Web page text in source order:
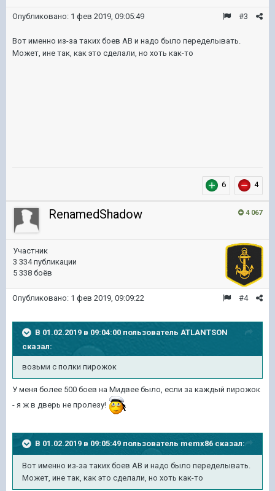
#3
Опубликовано: 1 фев 2019, 09:05:49
Вот именно из-за таких боев АВ и надо было переделывать.
Может, ине так, как это сделали, но хоть как-то
6 4
4 067
RenamedShadow
Участник
3 334 публикации
5 338 боёв
#4
Опубликовано: 1 фев 2019, 09:09:22
В 01.02.2019 в 09:04:00 пользователь ATLANTSON
сказал:
возьми с полки пирожок
У меня более 500 боев на Мидвее было, если за каждый пирожок
- я ж в дверь не пролезу!
В 01.02.2019 в 09:05:49 пользователь memx86 сказал:
Вот именно из-за таких боев АВ и надо было переделывать.
Может, ине так, как это сделали, но хоть как-то